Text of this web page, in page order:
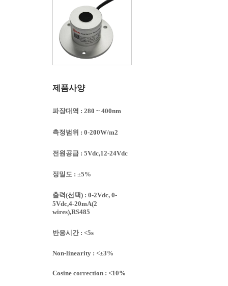
제품사양
파장대역 : 280 ~ 400nm
측정범위 : 0-200W/m2
전원공급 : 5Vdc,12-24Vdc
정밀도 : ±5%
출력(선택) : 0-2Vdc, 0-
5Vdc,4-20mA(2
wires),RS485
반응시간 : <5s
Non-linearity : <±3%
Cosine correction : <10%